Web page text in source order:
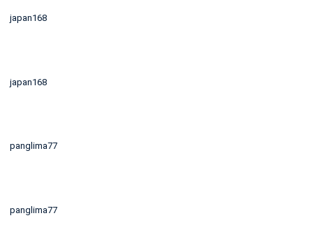
japan168
japan168
panglima77
panglima77